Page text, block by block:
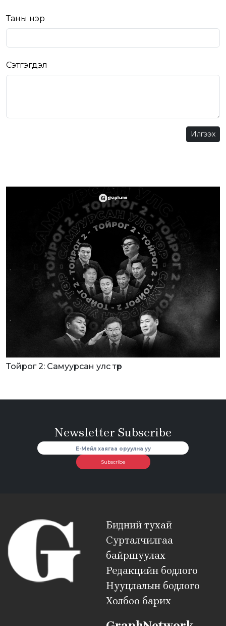
Таны нэр
Сэтгэгдэл
Илгээх
Тойрог 2: Самуурсан улс төр
Newsletter Subscribe
Subscribe
Бидний тухай
Сурталчилгаа
байршуулах
Редакцийн бодлого
Нууцлалын бодлого
Холбоо барих